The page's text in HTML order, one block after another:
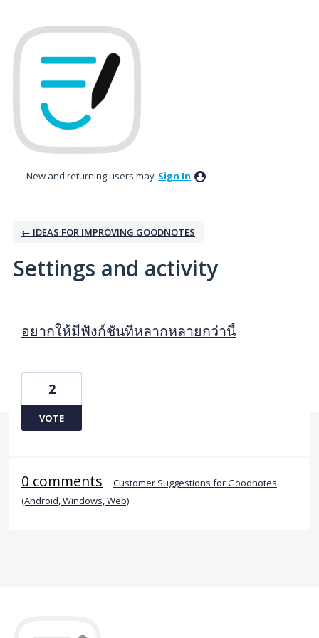
New and returning users may Sign In
← IDEAS FOR IMPROVING GOODNOTES
Settings and activity
อยากให้มีฟังก์ชันที่หลากหลายกว่านี้
2
VOTE
0 comments · Customer Suggestions for Goodnotes
(Android, Windows, Web)